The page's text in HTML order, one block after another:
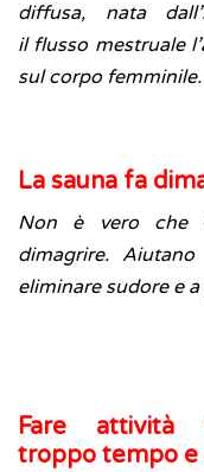
diffusa, nata
il flusso mestruale
sul corpo femminile.
La sauna fa
Non è vero che
dimagrire.
eliminare sudore e
Fare attività
troppo tempo e